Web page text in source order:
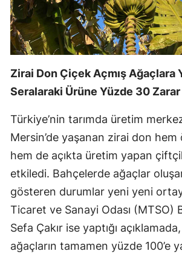
Zirai Don Çiçek Açmış Ağaçlara
Seralaraki Ürüne Yüzde 30
Türkiye’nin tarımda üretim
Mersin’de yaşanan zirai don hem
hem de açıkta üretim yapan
etkiledi. Bahçelerde ağaçlar
gösteren durumlar yeni yeni
Ticaret ve Sanayi Odası (MTSO)
Sefa Çakır ise yaptığı
ağaçların tamamen yüzde 100’e